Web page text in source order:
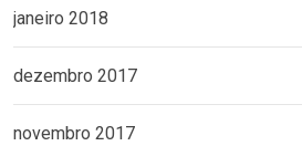
janeiro 2018
dezembro 2017
novembro 2017